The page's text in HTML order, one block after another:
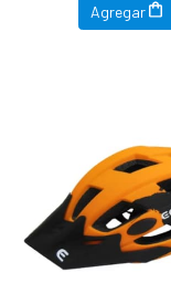
Agregar